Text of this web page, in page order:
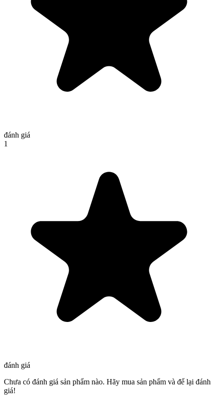
đánh giá
1
đánh giá
Chưa có đánh giá sản phẩm nào. Hãy mua sản phẩm và để lại đánh
giá!